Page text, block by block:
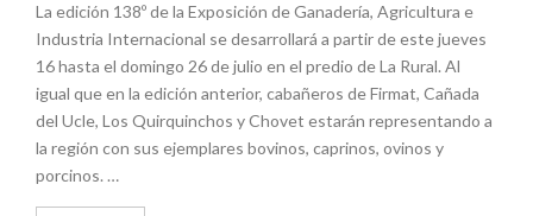
La edición 138º de la Exposición de Ganadería, Agricultura e
Industria Internacional se desarrollará a partir de este jueves
16 hasta el domingo 26 de julio en el predio de La Rural. Al
igual que en la edición anterior, cabañeros de Firmat, Cañada
del Ucle, Los Quirquinchos y Chovet estarán representando a
la región con sus ejemplares bovinos, caprinos, ovinos y
porcinos. …